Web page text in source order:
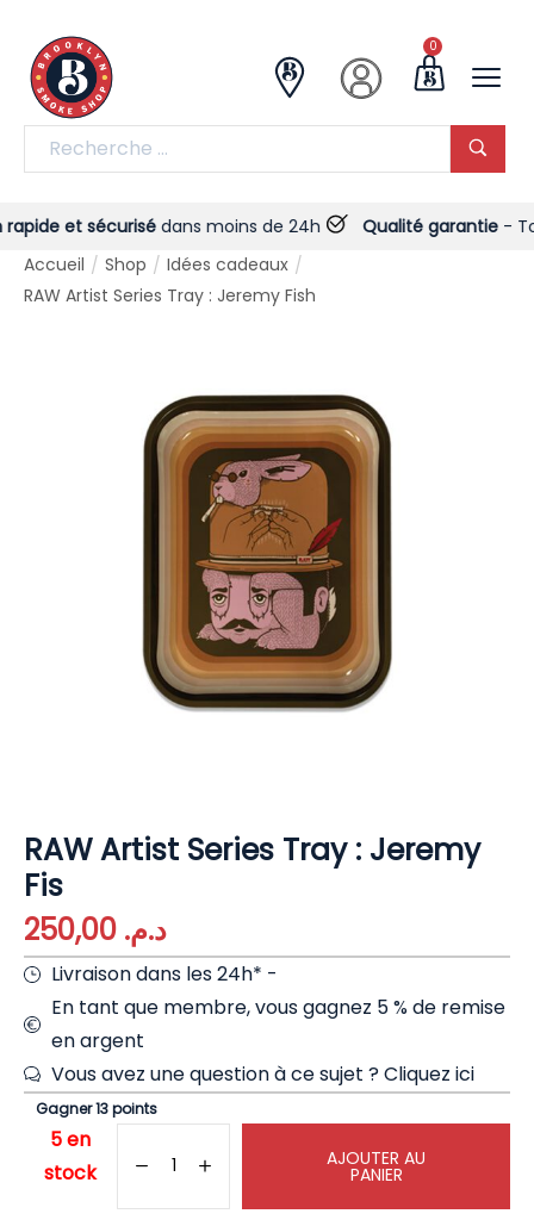
0
et sécurisédans moins de 24h Qualité garantie-
Accueil / Shop / Idées cadeaux /
RAW Artist Series Tray : Jeremy Fish
RAW Artist Series Tray : Jeremy
Fis
د.م.
Livraison dans les 24h* -
En tant que membre, vous gagnez 5 % de remise
en argent
Vous avez une question à ce sujet ?Cliquez ici
Gagner 13 points
5 en
stock
AJOUTER AU
PANIER